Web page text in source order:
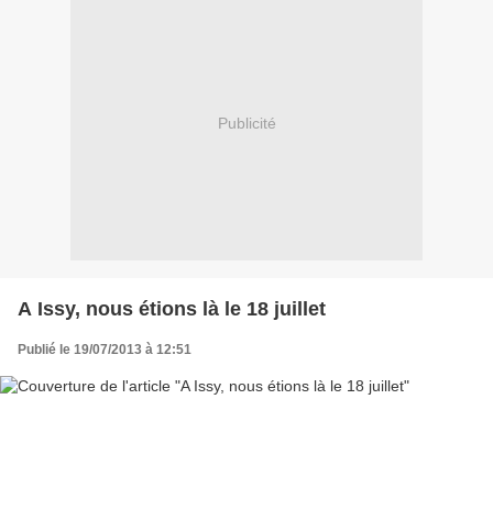
Publicité
A Issy, nous étions là le 18 juillet
Publié le 19/07/2013 à 12:51